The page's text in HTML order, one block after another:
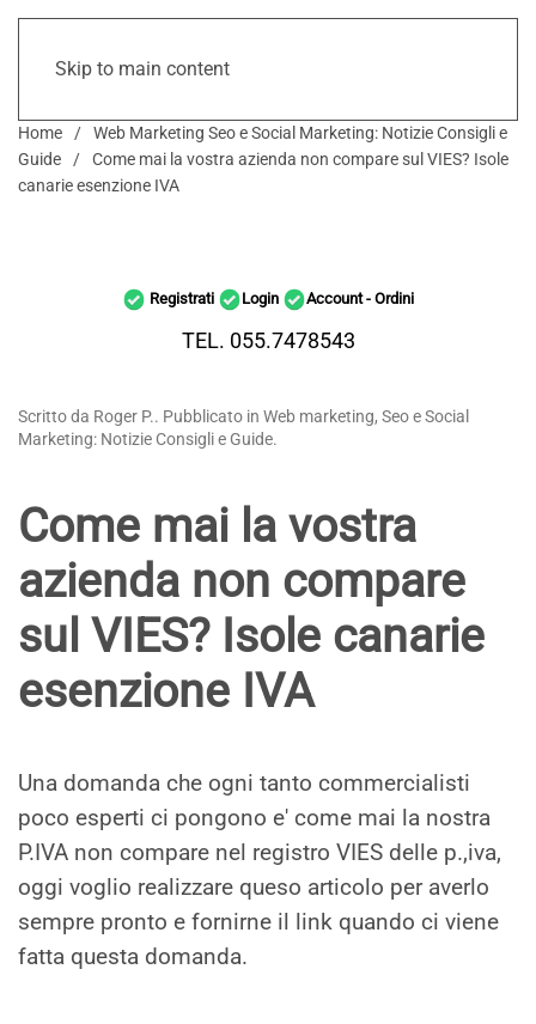
Skip to main content
Home
Web Marketing Seo e Social Marketing: Notizie Consigli e
Guide
Come mai la vostra azienda non compare sul VIES? Isole
canarie esenzione IVA
Registrati Login Account - Ordini
TEL. 055.7478543
Scritto da Roger P.. Pubblicato in Web marketing, Seo e Social
Marketing: Notizie Consigli e Guide.
Come mai la vostra
azienda non compare
sul VIES? Isole canarie
esenzione IVA
Una domanda che ogni tanto commercialisti
poco esperti ci pongono e' come mai la nostra
P.IVA non compare nel registro VIES delle p.,iva,
oggi voglio realizzare queso articolo per averlo
sempre pronto e fornirne il link quando ci viene
fatta questa domanda.